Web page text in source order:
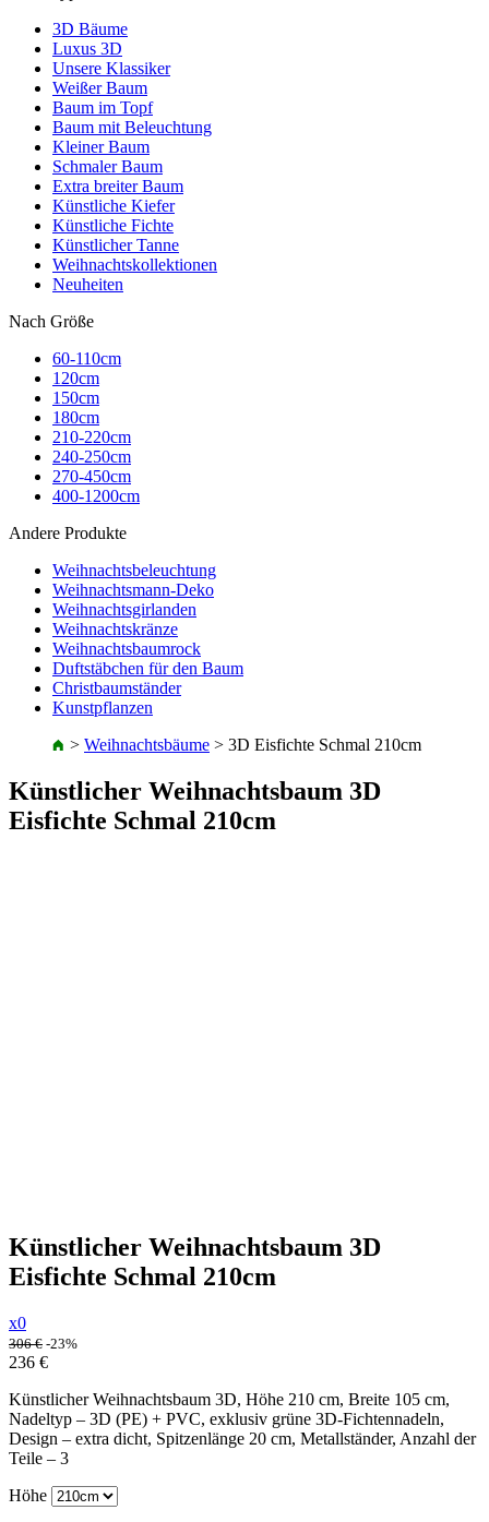
3D Bäume
Luxus 3D
Unsere Klassiker
Weißer Baum
Baum im Topf
Baum mit Beleuchtung
Kleiner Baum
Schmaler Baum
Extra breiter Baum
Künstliche Kiefer
Künstliche Fichte
Künstlicher Tanne
Weihnachtskollektionen
Neuheiten
Nach Größe
60-110cm
120cm
150cm
180cm
210-220cm
240-250cm
270-450cm
400-1200cm
Andere Produkte
Weihnachtsbeleuchtung
Weihnachtsmann-Deko
Weihnachtsgirlanden
Weihnachtskränze
Weihnachtsbaumrock
Duftstäbchen für den Baum
Christbaumständer
Kunstpflanzen
> Weihnachtsbäume > 3D Eisfichte Schmal 210cm
Künstlicher Weihnachtsbaum 3D
Eisfichte Schmal 210cm
Künstlicher Weihnachtsbaum 3D
Eisfichte Schmal 210cm
x0
306€ -23%
236 €
Künstlicher Weihnachtsbaum 3D, Höhe 210 cm, Breite 105 cm,
Nadeltyp – 3D (PE) + PVC, exklusiv grüne 3D-Fichtennadeln,
Design – extra dicht, Spitzenlänge 20 cm, Metallständer, Anzahl der
Teile – 3
Höhe